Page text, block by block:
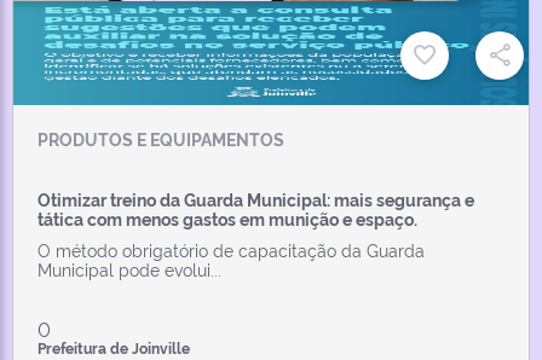
PRODUTOS E EQUIPAMENTOS
Otimizar treino da Guarda Municipal: mais segurança e
tática com menos gastos em munição e espaço.
O método obrigatório de capacitação da Guarda
Municipal pode evolui...
0
Prefeitura de Joinville